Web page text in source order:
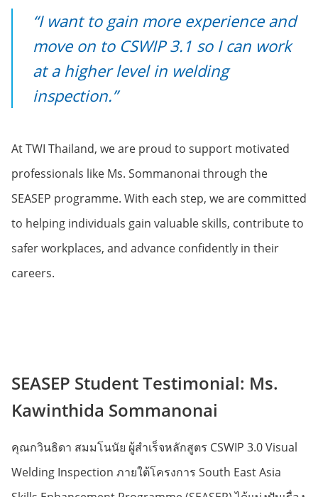
“I want to gain more experience and
move on to CSWIP 3.1 so I can work
at a higher level in welding
inspection.”
At TWI Thailand, we are proud to support motivated
professionals like Ms. Sommanonai through the
SEASEP programme. With each step, we are committed
to helping individuals gain valuable skills, contribute to
safer workplaces, and advance confidently in their
careers.
SEASEP Student Testimonial: Ms.
Kawinthida Sommanonai
คุณกวินธิดา สมมโนนัย ผู้สำเร็จหลักสูตร CSWIP 3.0 Visual
Welding Inspection ภายใต้โครงการ South East Asia